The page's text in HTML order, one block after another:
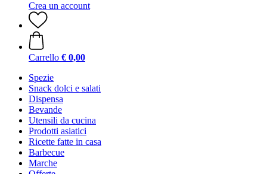
Crea un account
Carrello € 0,00
Spezie
Snack dolci e salati
Dispensa
Bevande
Utensili da cucina
Prodotti asiatici
Ricette fatte in casa
Barbecue
Marche